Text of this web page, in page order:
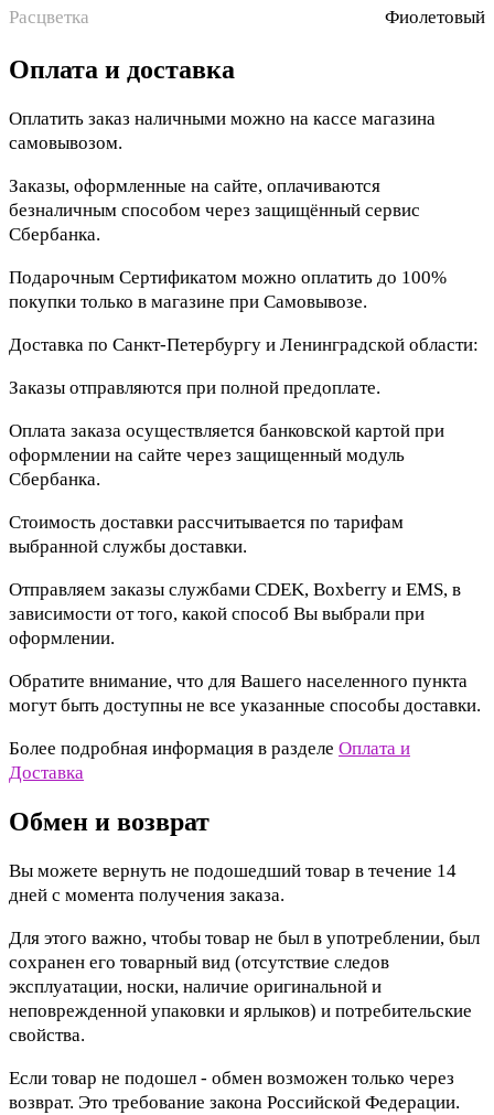
Расцветка
Фиолетовый
Оплата и доставка
Оплатить заказ наличными можно на кассе магазина
самовывозом.
Заказы, оформленные на сайте, оплачиваются
безналичным способом через защищённый сервис
Сбербанка.
Подарочным Сертификатом можно оплатить до 100%
покупки только в магазине при Самовывозе.
Доставка по Санкт-Петербургу и Ленинградской области:
Заказы отправляются при полной предоплате.
Оплата заказа осуществляется банковской картой при
оформлении на сайте через защищенный модуль
Сбербанка.
Стоимость доставки рассчитывается по тарифам
выбранной службы доставки.
Отправляем заказы службами CDEK, Boxberry и EMS, в
зависимости от того, какой способ Вы выбрали при
оформлении.
Обратите внимание, что для Вашего населенного пункта
могут быть доступны не все указанные способы доставки.
Более подробная информация в разделе Оплата и
Доставка
Обмен и возврат
Вы можете вернуть не подошедший товар в течение 14
дней с момента получения заказа.
Для этого важно, чтобы товар не был в употреблении, был
сохранен его товарный вид (отсутствие следов
эксплуатации, носки, наличие оригинальной и
неповрежденной упаковки и ярлыков) и потребительские
свойства.
Если товар не подошел - обмен возможен только через
возврат. Это требование закона Российской Федерации.